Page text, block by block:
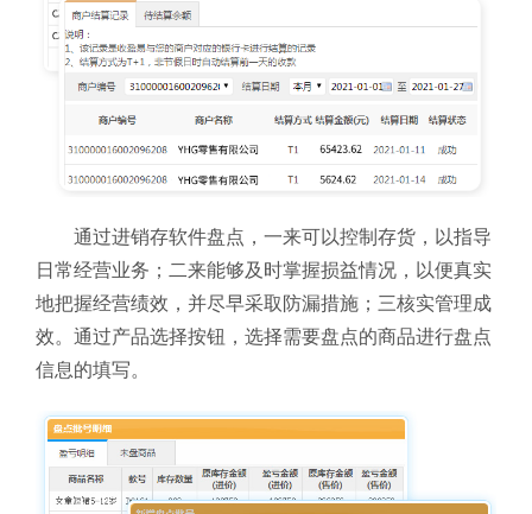
通过进销存软件盘点，一来可以控制存货 ，以指导
日常经营业务；二来能够及时掌握损益情况，以便真实
地把握经营绩效，并尽早采取防漏措施；三核实管理成
效。通过产品选择按钮，选择需要盘点的商品进行盘点
信息的填写。